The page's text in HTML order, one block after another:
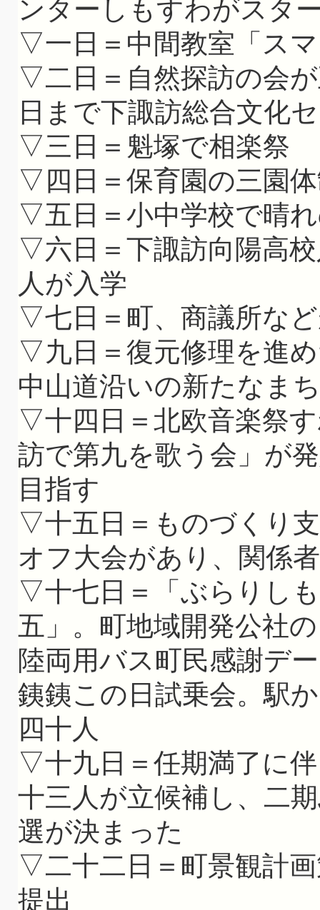
ンターしもすわがスタ
▽一日＝中間教室「ス
▽二日＝自然探訪の会
日まで下諏訪総合文化
▽三日＝魁塚で相楽祭
▽四日＝保育園の三園
▽五日＝小中学校で晴
▽六日＝下諏訪向陽高
人が入学
▽七日＝町、商議所な
▽九日＝復元修理を進
中山道沿いの新たなま
▽十四日＝北欧音楽祭
訪で第九を歌う会」が
目指す
▽十五日＝ものづくり
オフ大会があり、関係
▽十七日＝「ぶらりし
五」。町地域開発公社
陸両用バス町民感謝デ
銕銕この日試乗会。駅
四十人
▽十九日＝任期満了に
十三人が立候補し、二
選が決まった
▽二十二日＝町景観計
提出